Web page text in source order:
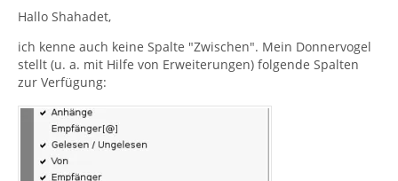
Hallo Shahadet,
ich kenne auch keine Spalte "Zwischen". Mein Donnervogel
stellt (u. a. mit Hilfe von Erweiterungen) folgende Spalten
zur Verfügung: